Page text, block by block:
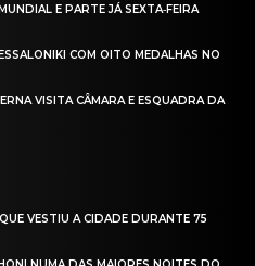
E PARTE JÁ SEXTA‑FEIRA
COM OITO MEDALHAS NO
VISITA CÂMARA E ESQUADRA DA
VESTIU A CIDADE DURANTE 75